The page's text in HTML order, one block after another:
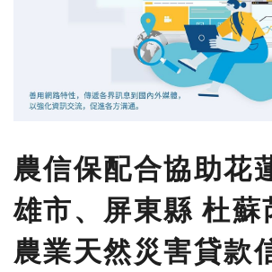
農信保配合協助花
雄市、屏東縣 杜蘇
農業天然災害貸款